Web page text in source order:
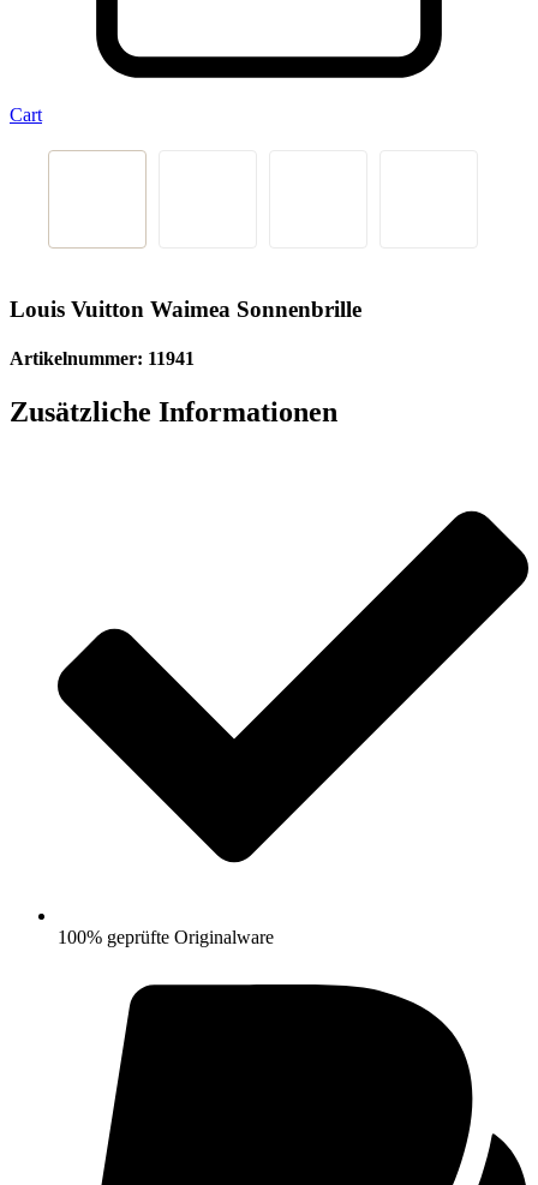
Cart‹
Louis Vuitton Waimea Sonnenbrille
Artikelnummer: 11941
Zusätzliche Informationen
100% geprüfte Originalware